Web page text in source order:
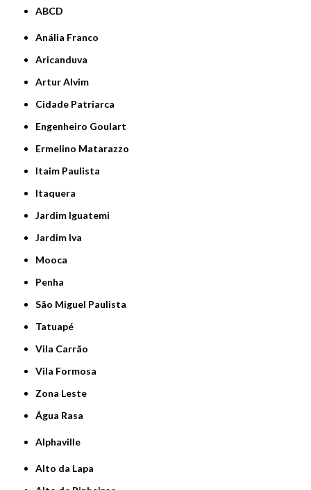
ABCD
Anália Franco
Aricanduva
Artur Alvim
Cidade Patriarca
Engenheiro Goulart
Ermelino Matarazzo
Itaim Paulista
Itaquera
Jardim Iguatemi
Jardim Iva
Mooca
Penha
São Miguel Paulista
Tatuapé
Vila Carrão
Vila Formosa
Zona Leste
Água Rasa
Alphaville
Alto da Lapa